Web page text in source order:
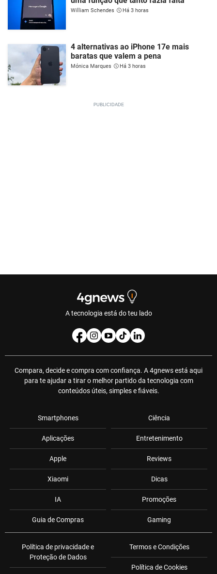
William Schendes Há 3 horas
4 alternativas ao iPhone 17e mais
baratas que valem a pena
Mónica Marques Há 3 horas
A tecnologia está do teu lado
Compara, decide e compra com confiança. A 4gnews está aqui
para te ajudar a tirar o melhor partido da tecnologia com
conteúdos úteis, simples e fiáveis.
Smartphones
Aplicações
Apple
Xiaomi
IA
Guia de Compras
Ciência
Entretenimento
Reviews
Dicas
Promoções
Gaming
Política de privacidade e
Proteção de Dados
Termos e Condições
Política de Cookies